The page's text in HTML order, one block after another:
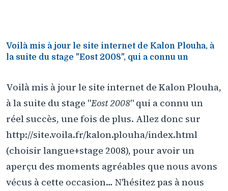
Voilà mis à jour le site internet de Kalon Plouha, à
la suite du stage "Eost 2008", qui a connu un
Voilà mis à jour le site internet de Kalon Plouha,
à la suite du stage "Eost 2008" qui a connu un
réel succès, une fois de plus. Allez donc sur
http://site.voila.fr/kalon.plouha/index.html
(choisir langue+stage 2008), pour avoir un
aperçu des moments agréables que nous avons
vécus à cette occasion… N'hésitez pas à nous